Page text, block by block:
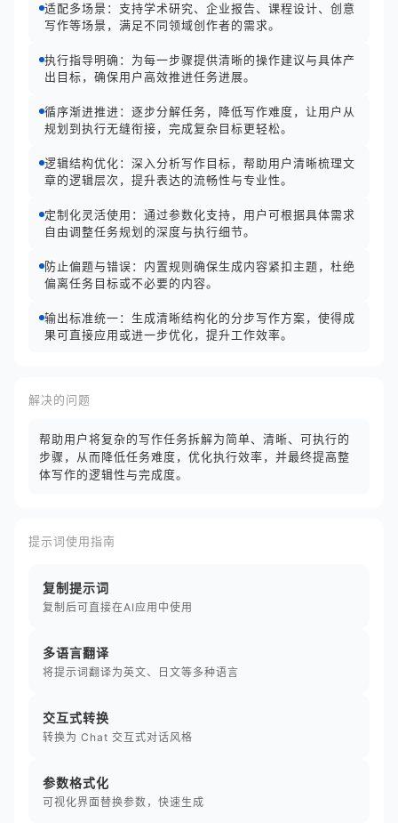
适配多场景：支持学术研究、企业报告、课程设计、创意
写作等场景，满足不同领域创作者的需求。
执行指导明确：为每一步骤提供清晰的操作建议与具体产
出目标，确保用户高效推进任务进展。
循序渐进推进：逐步分解任务，降低写作难度，让用户从
规划到执行无缝衔接，完成复杂目标更轻松。
逻辑结构优化：深入分析写作目标，帮助用户清晰梳理文
章的逻辑层次，提升表达的流畅性与专业性。
定制化灵活使用：通过参数化支持，用户可根据具体需求
自由调整任务规划的深度与执行细节。
防止偏题与错误：内置规则确保生成内容紧扣主题，杜绝
偏离任务目标或不必要的内容。
输出标准统一：生成清晰结构化的分步写作方案，使得成
果可直接应用或进一步优化，提升工作效率。
解决的问题
帮助用户将复杂的写作任务拆解为简单、清晰、可执行的
步骤，从而降低任务难度，优化执行效率，并最终提高整
体写作的逻辑性与完成度。
提示词使用指南
复制提示词
复制后可直接在AI应用中使用
多语言翻译
将提示词翻译为英文、日文等多种语言
交互式转换
转换为 Chat 交互式对话风格
参数格式化
可视化界面替换参数，快速生成